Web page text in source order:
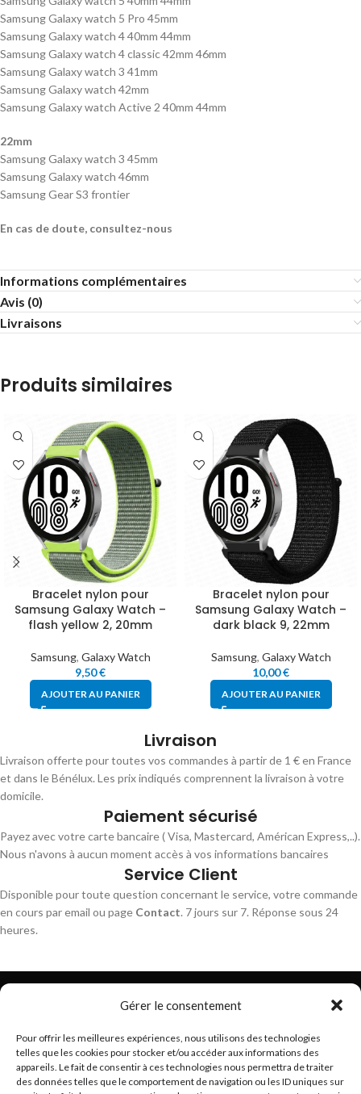
Gérer le consentement
Pour offrir les meilleures expériences, nous utilisons des technologies
telles que les cookies pour stocker et/ou accéder aux informations des
appareils. Le fait de consentir à ces technologies nous permettra de traiter
des données telles que le comportement de navigation ou les ID uniques sur
Samsung Galaxy watch 5 Pro 45mm
Samsung Galaxy watch 4 40mm 44mm
Samsung Galaxy watch 4 classic 42mm 46mm
Samsung Galaxy watch 3 41mm
Samsung Galaxy watch 42mm
Samsung Galaxy watch Active 2 40mm 44mm
22mm
Samsung Galaxy watch 3 45mm
Samsung Galaxy watch 46mm
Samsung Gear S3 frontier
En cas de doute, consultez-nous
Informations complémentaires
Avis (0)
Livraisons
Produits similaires
Bracelet nylon pour
Samsung Galaxy Watch –
flash yellow 2, 20mm
Samsung, Galaxy Watch
9,50€
AJOUTER AU PANIER
Bracelet nylon pour
Samsung Galaxy Watch –
dark black 9, 22mm
Samsung, Galaxy Watch
10,00€
AJOUTER AU PANIER
Livraison
Livraison offerte pour toutes vos commandes à partir de 1 € en France
et dans le Bénélux. Les prix indiqués comprennent la livraison à votre
domicile.
Paiement sécurisé
Payez avec votre carte bancaire ( Visa, Mastercard, Américan Express,..).
Nous n'avons à aucun moment accès à vos informations bancaires
Service Client
Disponible pour toute question concernant le service, votre commande
en cours par email ou page Contact. 7 jours sur 7. Réponse sous 24
heures.
Trouvez les meilleurs bracelets de montres connectés
hello@braceletsmartwatch.com